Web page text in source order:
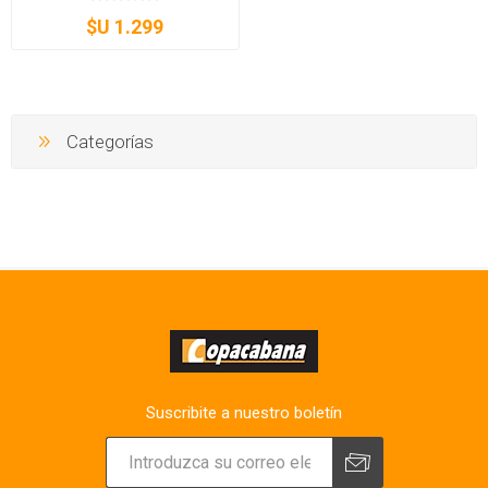
$U 1.299
Categorías
Suscribite a nuestro boletín